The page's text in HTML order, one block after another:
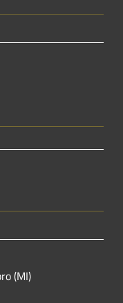
(MI)